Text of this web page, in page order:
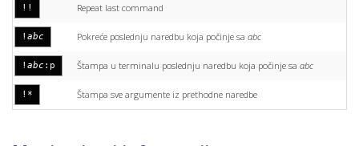
!! Repeat last command
! abc Pokreće poslednju naredbu koja počinje sa abc
! abc :p Štampa u terminalu poslednju naredbu koja počinje sa abc
!* Štampa sve argumente iz prethodne naredbe